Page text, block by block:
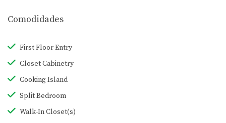
Comodidades
First Floor Entry
Closet Cabinetry
Cooking Island
Split Bedroom
Walk-In Closet(s)